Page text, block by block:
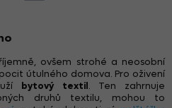
ovšem strohé a neosobní
útulného domova. Pro oživení
bytový textil. Ten zahrnuje
druhů textilu, mohou to